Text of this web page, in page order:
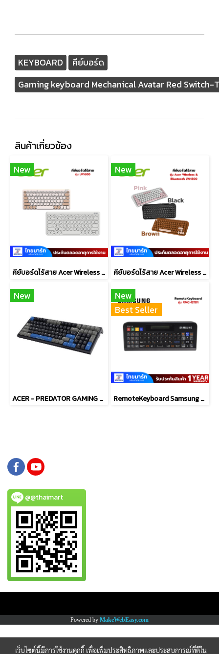
KEYBOARD
คีย์บอร์ด
Gaming keyboard Mechanical Avatar Red Switch-
สินค้าเกี่ยวข้อง
New
คีย์บอร์ดไร้สาย Acer Wireless & Bluetooth LV1600
New
คีย์บอร์ดไร้สาย Acer Wireless & Bluetooth LW1800
New
ACER - PREDATOR GAMING KEYBOARD 761
New
Best Seller
RemoteKeyboard Samsung QWERTY
@@thaimart
Powered by MakeWebEasy.com
เว็บไซต์นี้มีการใช้งานคุกกี้ เพื่อเพิ่มประสิทธิภาพและประสบการณ์ที่ดีใน